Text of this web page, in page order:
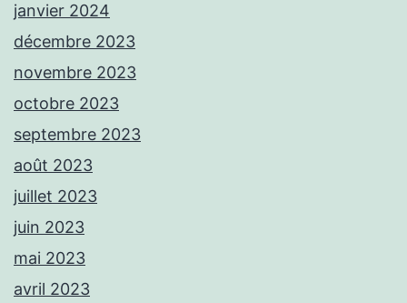
janvier 2024
décembre 2023
novembre 2023
octobre 2023
septembre 2023
août 2023
juillet 2023
juin 2023
mai 2023
avril 2023